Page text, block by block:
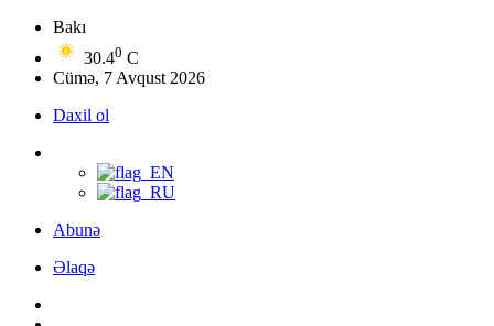
Bakı
30.40 C
Cümə, 7 Avqust 2026
Daxil ol
Abunə
Əlaqə